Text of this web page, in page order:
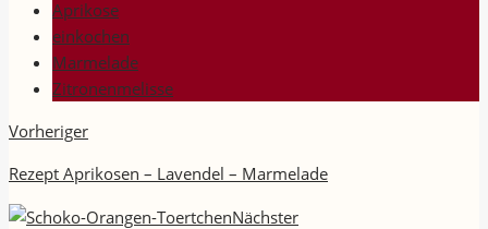
Aprikose
einkochen
Marmelade
Zitronenmelisse
Vorheriger
Rezept Aprikosen – Lavendel – Marmelade
Nächster